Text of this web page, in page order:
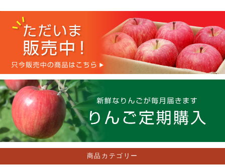
商品カテゴリー